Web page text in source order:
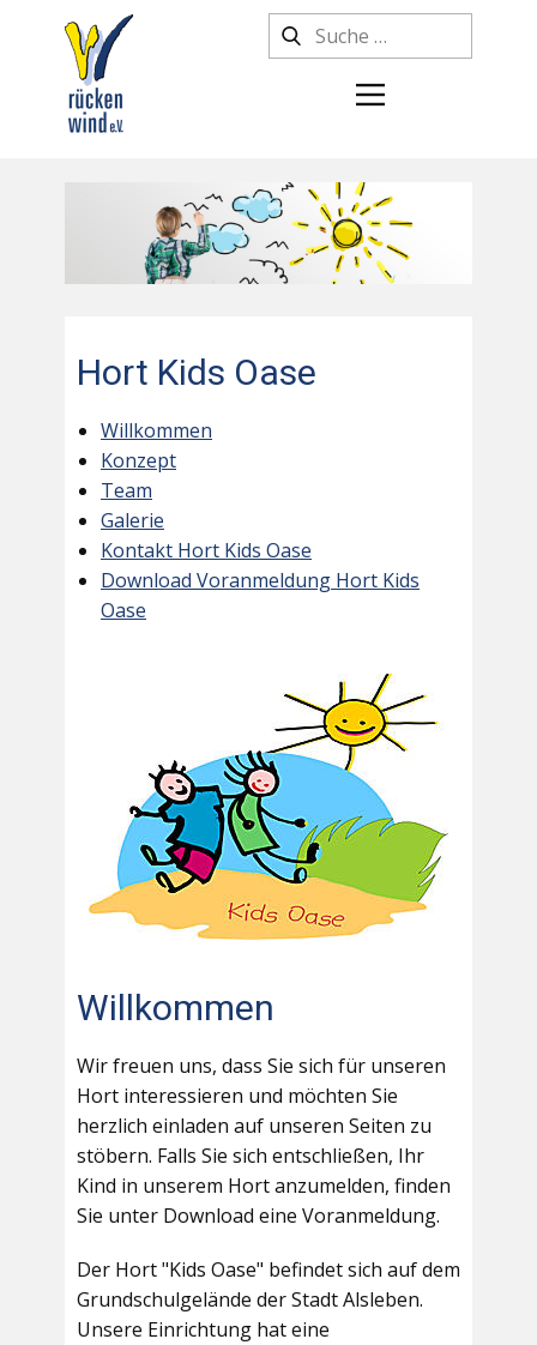
Hort Kids Oase
Willkommen
Konzept
Team
Galerie
Kontakt Hort Kids Oase
Download Voranmeldung Hort Kids
Oase
Willkommen
Wir freuen uns, dass Sie sich für unseren
Hort interessieren und möchten Sie
herzlich einladen auf unseren Seiten zu
stöbern. Falls Sie sich entschließen, Ihr
Kind in unserem Hort anzumelden, finden
Sie unter Download eine Voranmeldung.
Der Hort "Kids Oase" befindet sich auf dem
Grundschulgelände der Stadt Alsleben.
Unsere Einrichtung hat eine